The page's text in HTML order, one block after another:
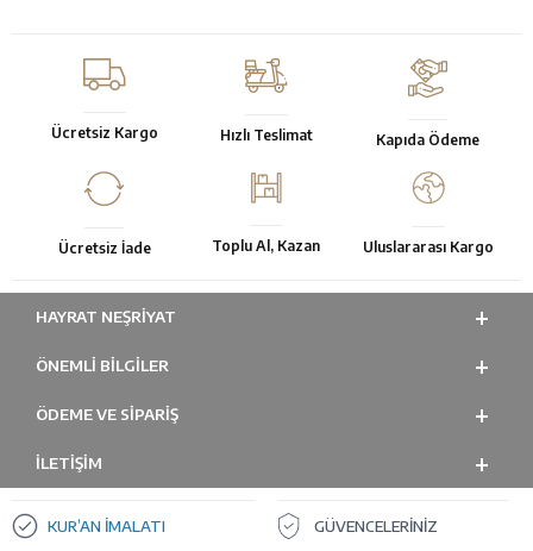
Ücretsiz Kargo Hızlı Teslimat Kapıda Ödeme
Ücretsiz İade Toplu Al, Kazan Uluslararası Kargo
HAYRAT NEŞRIYAT
ÖNEMLI BILGILER
ÖDEME VE SİPARİŞ
İLETİŞİM
KUR’AN İMALATI GÜVENCELERİNİZ